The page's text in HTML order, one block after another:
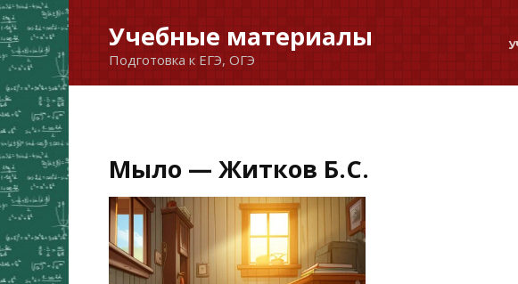
Перейти
к
содержанию
Учебные материалы
Подготовка к ЕГЭ, ОГЭ
Мыло — Житков Б.С.